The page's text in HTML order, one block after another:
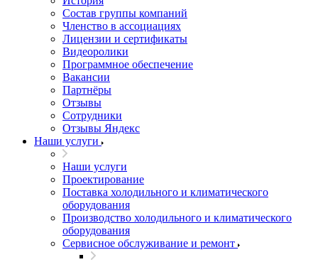
Состав группы компаний
Членство в ассоциациях
Лицензии и сертификаты
Видеоролики
Программное обеспечение
Вакансии
Партнёры
Отзывы
Сотрудники
Отзывы Яндекс
Наши услуги
Наши услуги
Проектирование
Поставка холодильного и климатического
оборудования
Производство холодильного и климатического
оборудования
Сервисное обслуживание и ремонт